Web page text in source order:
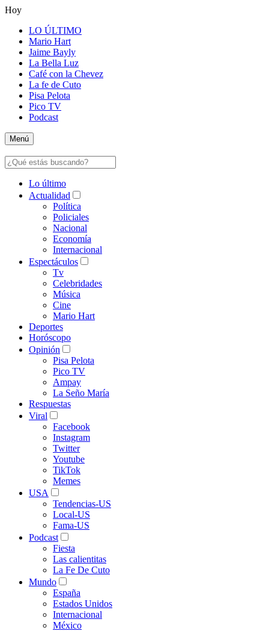
Hoy
LO ÚLTIMO
Mario Hart
Jaime Bayly
La Bella Luz
Café con la Chevez
La fe de Cuto
Pisa Pelota
Pico TV
Podcast
Menú
Lo último
Actualidad
Política
Policiales
Nacional
Economía
Internacional
Espectáculos
Tv
Celebridades
Música
Cine
Mario Hart
Deportes
Horóscopo
Opinión
Pisa Pelota
Pico TV
Ampay
La Seño María
Respuestas
Viral
Facebook
Instagram
Twitter
Youtube
TikTok
Memes
USA
Tendencias-US
Local-US
Fama-US
Podcast
Fiesta
Las calientitas
La Fe De Cuto
Mundo
España
Estados Unidos
Internacional
México